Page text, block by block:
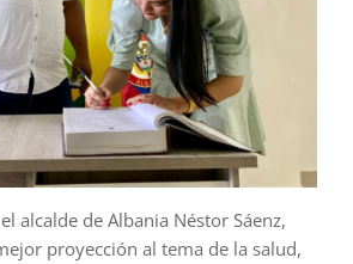
alcalde de Albania Néstor Sáenz,
proyección al tema de la salud,